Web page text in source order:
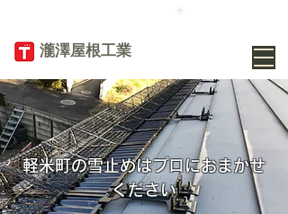
​瀧澤屋根工業
軽米町の雪止めはプロにおまかせ
ください